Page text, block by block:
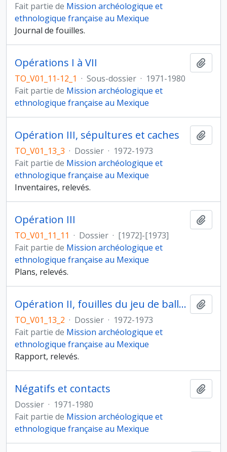
Fait partie de Mission archéologique et
ethnologique française au Mexique
Journal de fouilles.
Opérations I à VII
TO_V01_11-12_1 · Sous-dossier · 1971-1980
Fait partie de Mission archéologique et
ethnologique française au Mexique
Opération III, sépultures et caches
TO_V01_13_3 · Dossier · 1972-1973
Fait partie de Mission archéologique et
ethnologique française au Mexique
Inventaires, relevés.
Opération III
TO_V01_11_11 · Dossier · [1972]-[1973]
Fait partie de Mission archéologique et
ethnologique française au Mexique
Plans, relevés.
Opération II, fouilles du jeu de balle et de la structure sud
TO_V01_13_2 · Dossier · 1972-1973
Fait partie de Mission archéologique et
ethnologique française au Mexique
Rapport, relevés.
Négatifs et contacts
Dossier · 1971-1980
Fait partie de Mission archéologique et
ethnologique française au Mexique